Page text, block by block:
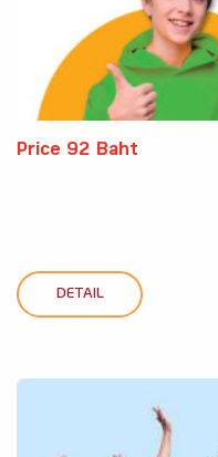
Price 92 Baht
DETAIL